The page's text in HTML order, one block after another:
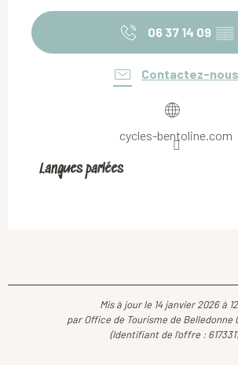
06 37 14 09 ▒▒
Contactez-nous
cycles-bentoline.com
Langues parlées
Langues parlées
Mis à jour le 14 janvier 2026 à
par Office de Tourisme de Belledonne
(Identifiant de l'offre :